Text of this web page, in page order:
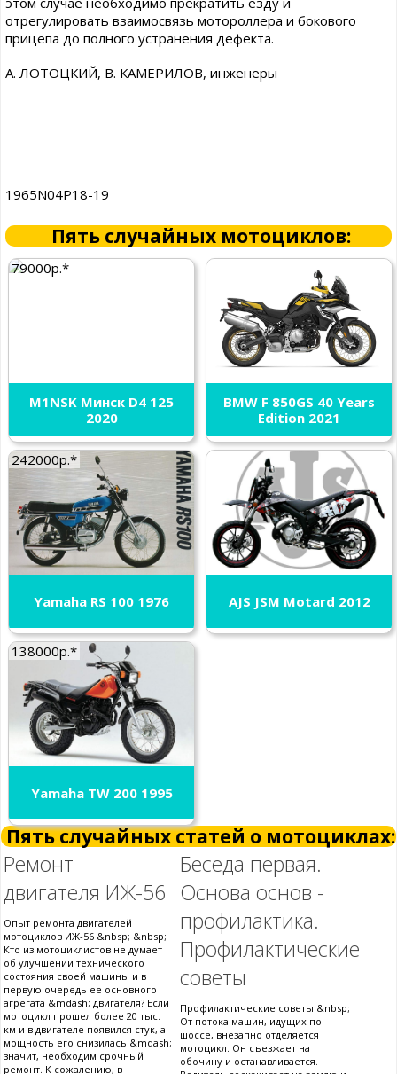
отрегулировать взаимосвязь мотороллера и бокового
прицепа до полного устранения дефекта.
А. ЛОТОЦКИЙ, В. КАМЕРИЛОВ, инженеры
1965N04P18-19
Пять случайных мотоциклов:
79000р.*
M1NSK Минск D4 125
2020
BMW F 850GS 40 Years
Edition 2021
242000р.*
Yamaha RS 100 1976 AJS JSM Motard 2012
138000р.*
Yamaha TW 200 1995
Пять случайных статей о мотоциклах:
Ремонт
двигателя ИЖ-56
Опыт ремонта двигателей
мотоциклов ИЖ-56 &nbsp; &nbsp;
Кто из мотоциклистов не думает
об улучшении технического
состояния своей машины и в
первую очередь ее основного
агрегата &mdash; двигателя? Если
мотоцикл прошел более 20 тыс.
км и в двигателе появился стук, а
мощность его снизилась &mdash;
значит, необходим срочный
ремонт. К сожалению, в
Беседа первая.
Основа основ -
профилактика.
Профилактические
советы
Профилактические советы &nbsp;
От потока машин, идущих по
шоссе, внезапно отделяется
мотоцикл. Он съезжает на
обочину и останавливается.